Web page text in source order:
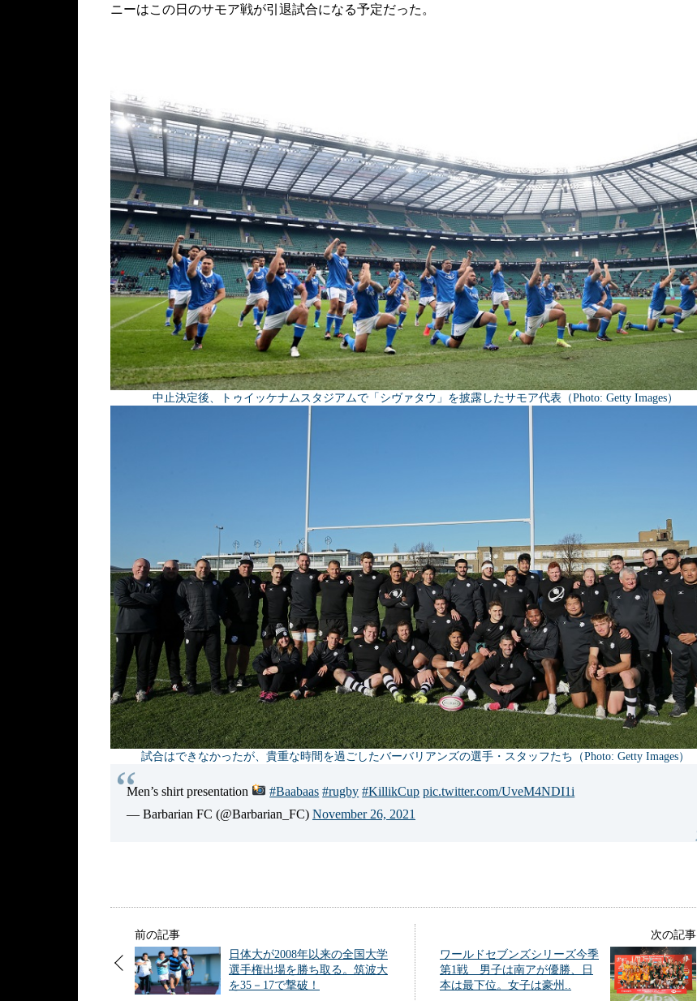
ニーはこの日のサモア戦が引退試合になる予定だった。
中止決定後、トゥイッケナムスタジアムで「シヴァタウ」を披露したサモア代表（Photo: Getty Images）
試合はできなかったが、貴重な時間を過ごしたバーバリアンズの選手・スタッフたち（Photo: Getty Images）
Men’s shirt presentation #Baabaas #rugby #KillikCup pic.twitter.com/UveM4NDI1i
— Barbarian FC (@Barbarian_FC) November 26, 2021
前の記事
日体大が2008年以来の全国大学
選手権出場を勝ち取る。筑波大
を35－17で撃破！
次の記事
ワールドセブンズシリーズ今季
第1戦 男子は南アが優勝、日
本は最下位。女子は豪州..